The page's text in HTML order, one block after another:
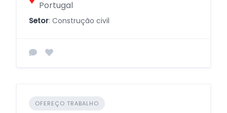
Portugal
Setor: Construção civil
OFEREÇO TRABALHO